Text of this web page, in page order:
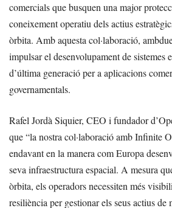
comercials que busquen una major
coneixement operatiu dels actius
òrbita. Amb aquesta col·laboració,
impulsar el desenvolupament de sistemes
d’última generació per a aplicacions
governamentals.
Rafel Jordà Siquier, CEO i fundador
que “la nostra col·laboració amb Infinite
endavant en la manera com Europa
seva infraestructura espacial. A mesura
òrbita, els operadors necessiten més
resiliència per gestionar els seus actius de